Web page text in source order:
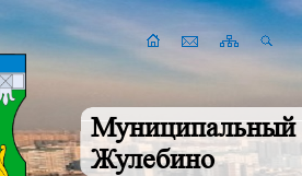
Муниципальный
Жулебино